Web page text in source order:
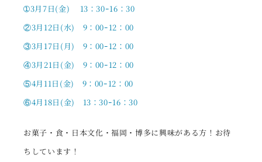
➀3月7日(金) 13：30ｰ16：30
②3月12日(水) 9：00ｰ12：00
③3月17日(月) 9：00ｰ12：00
④3月21日(金) 9：00ｰ12：00
⑤4月11日(金) 9：00ｰ12：00
⑥4月18日(金) 13：30ｰ16：30
お菓子・食・日本文化・福岡・博多に興味がある方！お待
ちしています！